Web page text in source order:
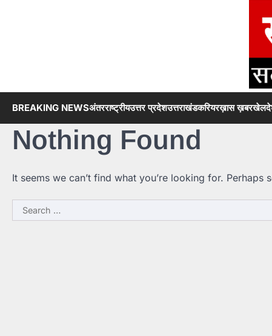
BREAKING NEWSअंतरराष्ट्रीयउत्तर प्रदेशउत्तराखंडकरियरख़ास ख़बरखेल
Nothing Found
It seems we can’t find what you’re looking for. Perhaps
Search
for: